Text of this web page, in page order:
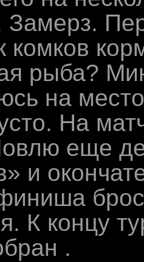
Замерз.
комков
рыба?
на
На
еще
и
К концу
.